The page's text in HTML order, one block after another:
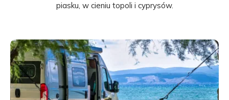
piasku, w cieniu topoli i cyprysów.